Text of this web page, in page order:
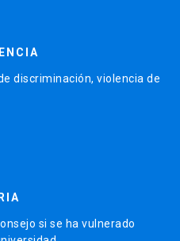
discriminación, violencia de
si se ha vulnerado